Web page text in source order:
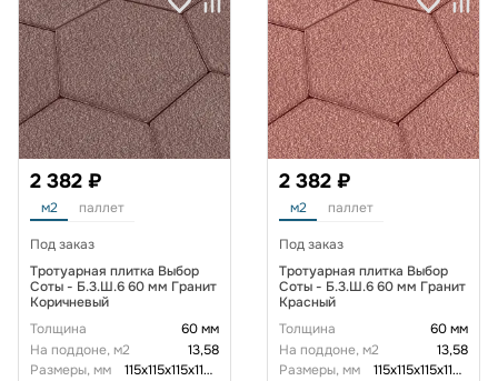
2 382 ₽
м2 паллет
Под заказ
Тротуарная плитка Выбор
Соты - Б.3.Ш.6 60 мм Гранит
Коричневый
Толщина
60 мм
На поддоне, м2
13,58
Размеры, мм
115x115x115x115x115x115x60
2 382 ₽
м2 паллет
Под заказ
Тротуарная плитка Выбор
Соты - Б.3.Ш.6 60 мм Гранит
Красный
Толщина
60 мм
На поддоне, м2
13,58
Размеры, мм
115x115x115x115x115x115x60